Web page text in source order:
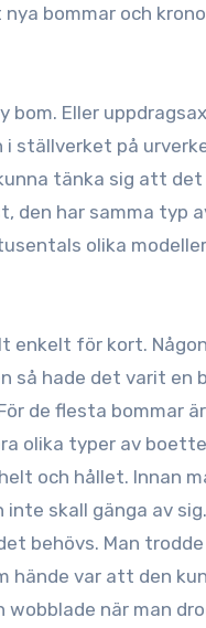
bommar och
bom. Eller
ställverket på
tänka sig att
den har samma typ
olika
enkelt för kort.
så hade det varit en
de flesta bommar
olika typer av
och hållet. Innan
skall gänga av
behövs. Man
hände var att den
när man